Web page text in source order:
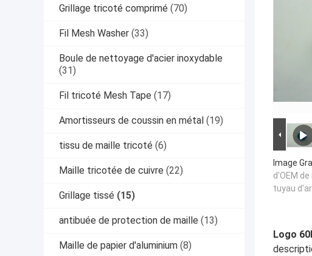
Grillage tricoté comprimé (70)
Fil Mesh Washer (33)
Boule de nettoyage d'acier inoxydable
(31)
Fil tricoté Mesh Tape (17)
Amortisseurs de coussin en métal (19)
tissu de maille tricoté (6)
Maille tricotée de cuivre (22)
Grillage tissé (15)
antibuée de protection de maille (13)
Maille de papier d'aluminium (8)
Image
d'OEM
tuyau
Logo